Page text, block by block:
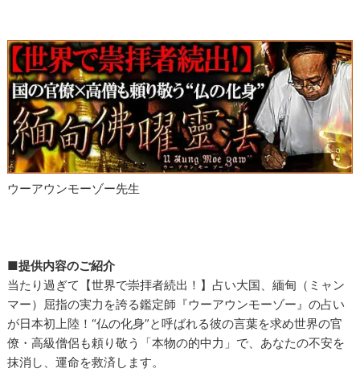
ウーアウンモーゾー先生
■提供内容のご紹介
当たり過ぎて【世界で崇拝者続出！】占い大国、緬甸（ミャン
マー）屈指の実力を誇る鑑定師『ウーアウンモーゾー』の占い
が日本初上陸！“仏の化身”と呼ばれる彼の言葉を求め世界の官
僚・高級僧侶も頼り敬う「本物の的中力」で、あなたの不安を
抹消し、運命を救済します。